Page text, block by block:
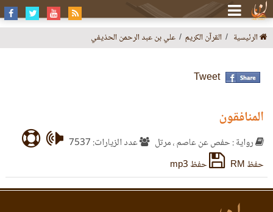
الرئيسية القرآن الكريم علي بن عبد الرحمن الحذيفي
Tweet
المنافقون
رواية : حفص عن عاصم ، مرتل
عدد الزيارات: 7537
حفظ RM
حفظ mp3